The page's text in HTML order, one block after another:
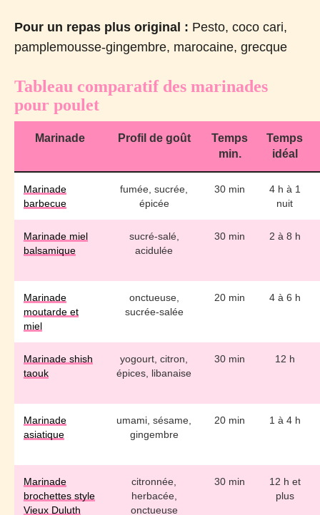
Pour un repas plus original : Pesto, coco cari,
pamplemousse-gingembre, marocaine, grecque
Tableau comparatif des marinades
pour poulet
Marinade Profil de goût
Temps
min.
Temps
idéal
Marinade
barbecue
fumée, sucrée,
épicée
30 min
4 h à 1
nuit
Marinade miel
balsamique
sucré-salé,
acidulée
30 min 2 à 8 h
Marinade
moutarde et
miel
onctueuse,
sucrée-salée
20 min 4 à 6 h
Marinade shish
taouk
yogourt, citron,
épices, libanaise
30 min 12 h
Marinade
asiatique
umami, sésame,
gingembre
20 min 1 à 4 h
Marinade
brochettes style
Vieux Duluth
citronnée,
herbacée,
onctueuse
30 min
12 h et
plus